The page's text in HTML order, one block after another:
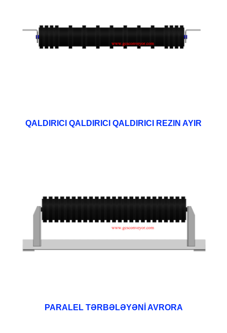
QALDIRICI QALDIRICI QALDIRICI REZIN AYIR
PARALEL TƏRBƏLƏYƏNİ AVRORA